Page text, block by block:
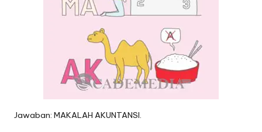
Jawaban: MAKALAH AKUNTANSI.